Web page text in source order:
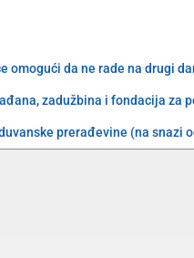
da ne rade na drugi
zadužbina i fondacija za
prerađevine (na snazi